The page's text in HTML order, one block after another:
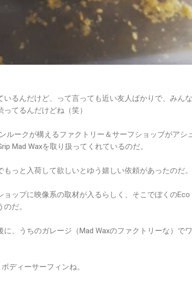
るんだけど、って言っても近い友人ばかりで、みん
てるんだけどね（笑）
ルークが構えるファクトリー＆サーフショップがアシ
Mad Waxを取り扱ってくれているのだ。
っと入荷して欲しいとゆう嬉しい依頼があったのだ。
ップに映像系の取材が入るらしく、そこでぼくのEco
だ。
、うちのガレージ（Mad Waxのファクトリーな）で
ディーサーフィンね。